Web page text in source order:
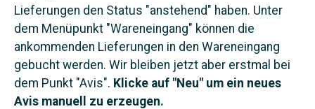
Lieferungen den Status "anstehend" haben. Unter
dem Menüpunkt "Wareneingang" können die
ankommenden Lieferungen in den Wareneingang
gebucht werden. Wir bleiben jetzt aber erstmal bei
dem Punkt "Avis". Klicke auf "Neu" um ein neues
Avis manuell zu erzeugen.